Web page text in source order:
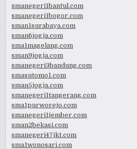
smanegeri1bantul.com
smanegeri1bogor.com
sman1surabaya.com
sman6jogja.com
sma1magelang.com
sman9jogja.com
smanegeri3bandung.com
smasutomo1.com
sman5jogja.com
smanegeri1tangerang.com
sma1purworejo.com
smanegeri1jember.com
sman2bekasi.com
smanegeri47jkt.com
sma1wonosari.com